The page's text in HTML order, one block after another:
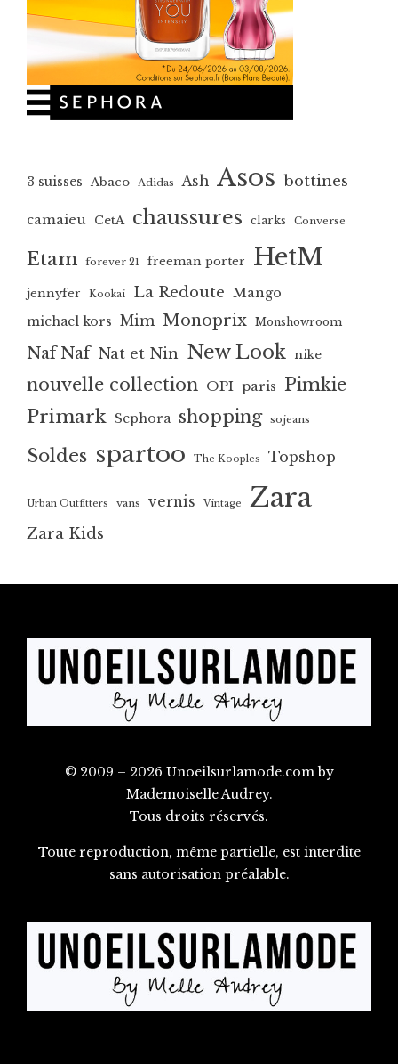
3 suisses Abaco Adidas Ash Asos bottines
camaieu CetA chaussures clarks Converse
Etam forever 21 freeman porter HetM
jennyfer Kookai La Redoute Mango
michael kors Mim Monoprix Monshowroom
Naf Naf Nat et Nin New Look nike
nouvelle collection OPI paris Pimkie
Primark Sephora shopping sojeans
Soldes spartoo The Kooples Topshop
Urban Outfitters vans vernis Vintage Zara
Zara Kids
© 2009 – 2026 Unoeilsurlamode.com by
Mademoiselle Audrey.
Tous droits réservés.
Toute reproduction, même partielle, est interdite
sans autorisation préalable.